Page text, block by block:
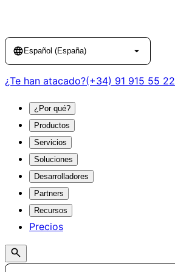
LanguageEspañol (España)
¿Te han atacado?(+34) 91 915 55 22
¿Por qué?
Productos
Servicios
Soluciones
Desarrolladores
Partners
Recursos
Precios